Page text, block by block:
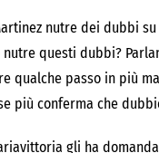
nutre dei dubbi
nutre questi dubbi?
qualche passo in più
più conferma che
gli ha